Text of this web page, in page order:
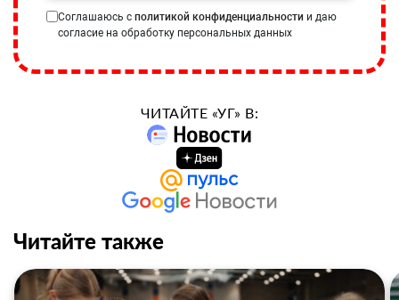
Соглашаюсь с политикой конфиденциальности и даю
согласие на обработку персональных данных
ЧИТАЙТЕ «УГ» В:
Читайте также